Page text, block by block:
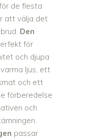
de flesta
att välja det
Den
för
och djupa
ljus, ett
och ett
förberedelse
och
passar